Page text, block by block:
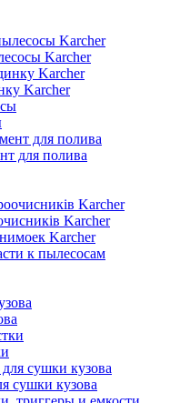
Karcher
Karcher
для полива
Karcher
Karcher
к пылесосам
сушки кузова